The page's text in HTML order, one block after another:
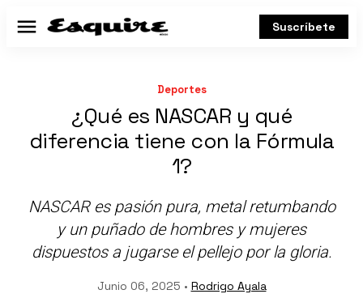
Menú Suscríbete
Deportes
¿Qué es NASCAR y qué
diferencia tiene con la Fórmula
1?
NASCAR es pasión pura, metal retumbando
y un puñado de hombres y mujeres
dispuestos a jugarse el pellejo por la gloria.
Junio 06, 2025 • Rodrigo Ayala